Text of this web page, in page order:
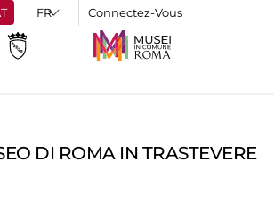
Connectez-Vous
DI ROMA IN TRASTEVERE